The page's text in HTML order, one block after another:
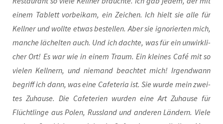
einem Tablett vor­bei­kam, ein Zei­chen. Ich hielt sie alle für
Kell­ner und woll­te etwas bestel­len. Aber sie igno­rier­ten mich,
man­che lächel­ten auch. Und ich dach­te, was für ein unwirk­li­
cher Ort! Es war wie in einem Traum. Ein klei­nes Café mit so
vie­len Kell­nern, und nie­mand beach­tet mich! Irgend­wann
begriff ich dann, was eine Cafe­te­ria ist. Sie wur­de mein zwei­
tes Zuhau­se. Die Cafe­te­ri­en wur­den eine Art Zuhau­se für
Flücht­lin­ge aus Polen, Russ­land und ande­ren Län­dern. Vie­le